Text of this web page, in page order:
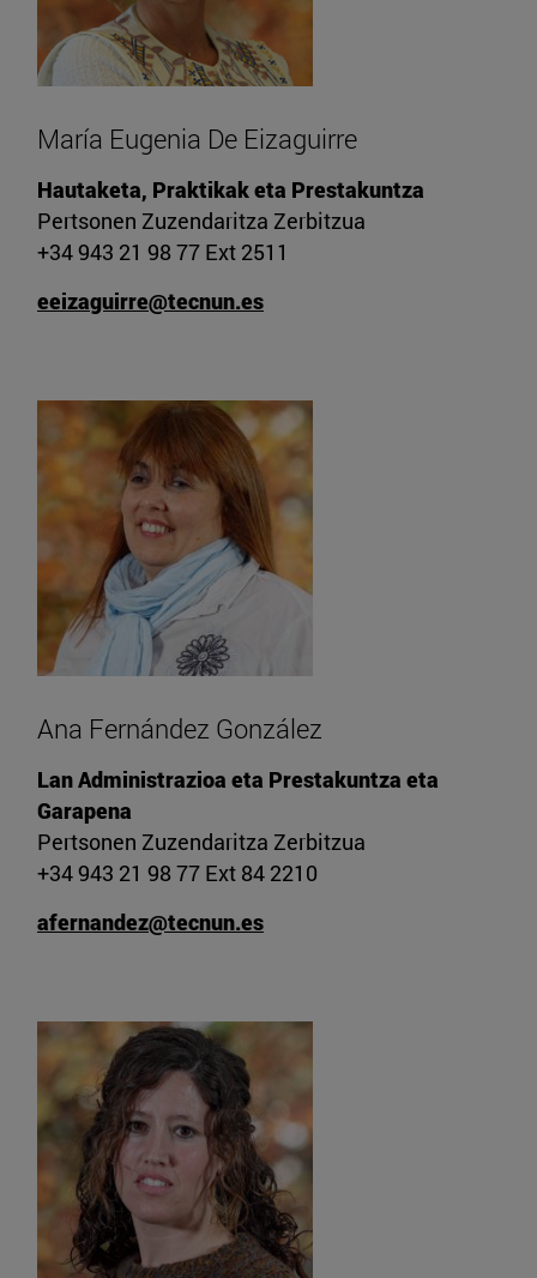
María Eugenia De Eizaguirre
Hautaketa, Praktikak eta Prestakuntza
Pertsonen Zuzendaritza Zerbitzua
+34 943 21 98 77 Ext 2511
eeizaguirre@tecnun.es
Ana Fernández González
Lan Administrazioa eta Prestakuntza eta
Garapena
Pertsonen Zuzendaritza Zerbitzua
+34 943 21 98 77 Ext 84 2210
afernandez@tecnun.es